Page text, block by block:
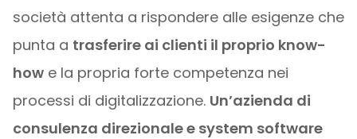
società attenta a rispondere alle esigenze che
punta a trasferire ai clienti il proprio know-
howe la propria forte competenza nei
processi di digitalizzazione. Un’azienda di
consulenza direzionale e system software